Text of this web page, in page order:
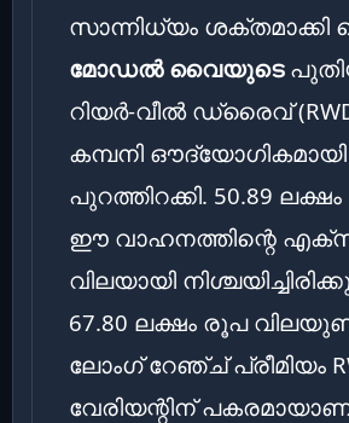
സാന്നിധ്യം ശക്തമാക്കി
മോഡൽ വൈയുടെ
റിയർ-വീൽ ഡ്രൈവ്
കമ്പനി ഔദ്യോഗികമായി
പുറത്തിറക്കി. 50.89
ഈ വാഹനത്തിന്റെ
വിലയായി
67.80 ലക്ഷം രൂപ
ലോംഗ് റേഞ്ച് പ്രീമിയം
വേരിയന്റിന്